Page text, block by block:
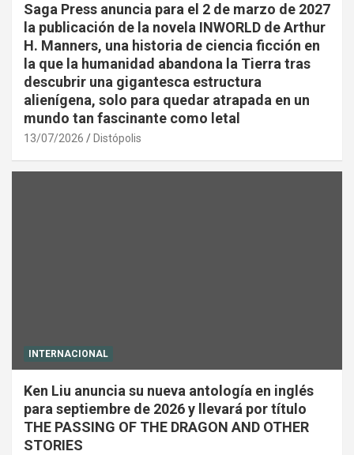
Saga Press anuncia para el 2 de marzo de 2027
la publicación de la novela INWORLD de Arthur
H. Manners, una historia de ciencia ficción en
la que la humanidad abandona la Tierra tras
descubrir una gigantesca estructura
alienígena, solo para quedar atrapada en un
mundo tan fascinante como letal
13/07/2026 Distópolis
INTERNACIONAL
Ken Liu anuncia su nueva antología en inglés
para septiembre de 2026 y llevará por título
THE PASSING OF THE DRAGON AND OTHER
STORIES